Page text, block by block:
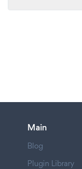
Main
Blog
Plugin Library